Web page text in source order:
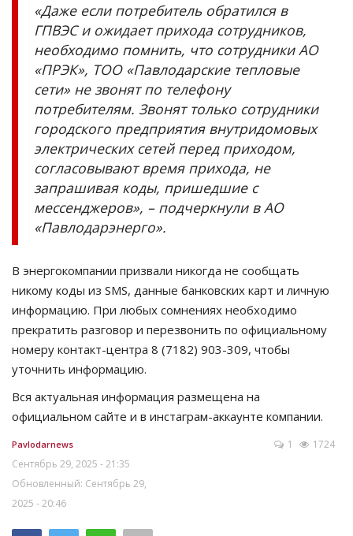
«Даже если потребитель обратился в
ГПВЭС и ожидает прихода сотрудников,
необходимо помнить, что сотрудники АО
«ПРЭК», ТОО «Павлодарские тепловые
сети» не звонят по телефону
потребителям. Звонят только сотрудники
городского предприятия внутридомовых
электрических сетей перед приходом,
согласовывают время прихода, не
запрашивая коды, пришедшие с
мессенджеров», – подчеркнули в АО
«Павлодарэнерго».
В энергокомпании призвали никогда не сообщать
никому коды из SMS, данные банковских карт и личную
информацию. При любых сомнениях необходимо
прекратить разговор и перезвонить по официальному
номеру контакт-центра 8 (7182) 903-309, чтобы
уточнить информацию.
Вся актуальная информация размещена на
официальном сайте и в инстаграм-аккаунте компании.
Pavlodarnews
Сентябрь 29, 2025 - 21:35
Обновленный: Сентябрь 29,
2025 - 20:46
1 1724